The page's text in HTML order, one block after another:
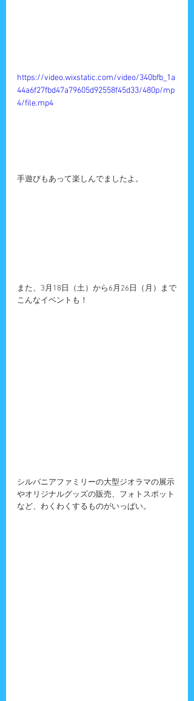
https://video.wixstatic.com/video/340bfb_1a
44a6f27fbd47a79605d92558f45d33/480p/mp
4/file.mp4
手遊びもあって楽しんでましたよ。
また、3月18日（土）から6月26日（月）まで
こんなイベントも！
シルバニアファミリーの大型ジオラマの展示
やオリジナルグッズの販売、フォトスポット
など、わくわくするものがいっぱい。